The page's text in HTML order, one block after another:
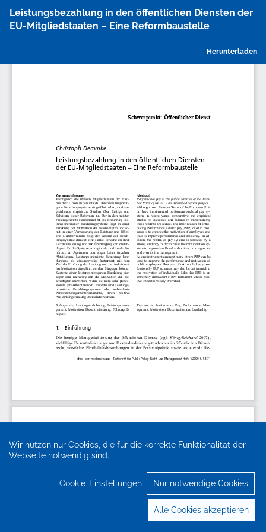
Wir nutzen nur Cookies, die für die korrekte Funktionalität der
Webseite notwendig sind.
Cookie-Einstellungen Nur notwendige Cookies
Alle Cookies akzeptieren
Artikeldetails
zurückkehren
Leistungsbezahlung in den öffentlichen Diensten der
EU-Mitgliedstaaten – Eine Reformbaustelle
Herunterladen